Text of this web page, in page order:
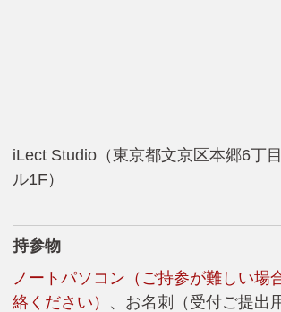
iLect Studio（東京都文京区本郷6丁
ル1F）
持参物
ノートパソコン（ご持参が難しい場
絡ください） 、お名刺（受付ご提出